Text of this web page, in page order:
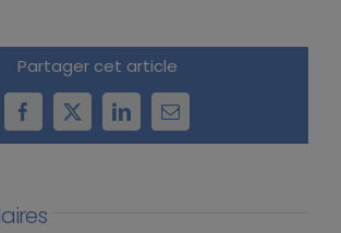
Partager cet article
Facebook
X LinkedInEmail